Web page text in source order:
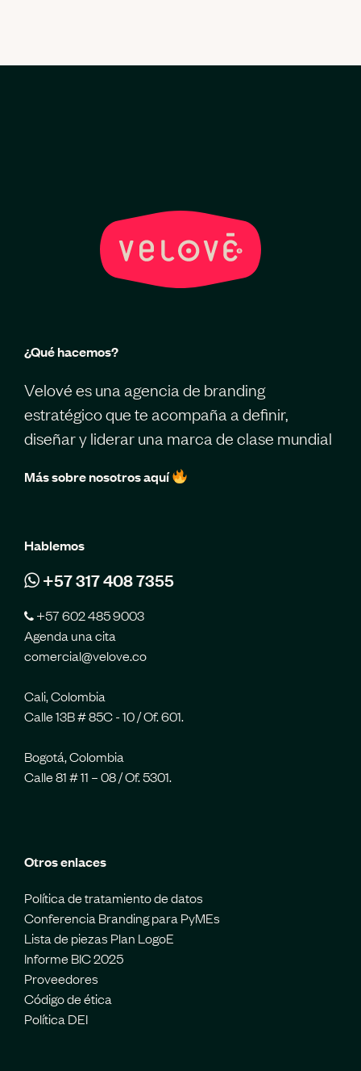
¿Qué hacemos?
Velové es una agencia de branding
estratégico que te acompaña a definir,
diseñar y liderar una marca de clase mundial
Más sobre nosotros aquí
Hablemos
+57 317 408 7355
+57 602 485 9003
Agenda una cita
comercial@velove.co
Cali, Colombia
Calle 13B # 85C - 10 / Of. 601.
Bogotá, Colombia
Calle 81 # 11 – 08 / Of. 5301.
Otros enlaces
Política de tratamiento de datos
Conferencia Branding para PyMEs
Lista de piezas Plan LogoE
Informe BIC 2025
Proveedores
Código de ética
Política DEI